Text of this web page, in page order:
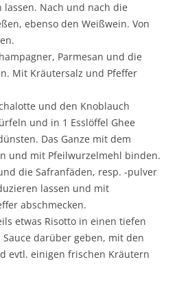
lassen. Nach und nach die
ebenso den Weißwein. Von
Parmesan und die
Mit Kräutersalz und Pfeffer
und den Knoblauch
und in 1 Esslöffel Ghee
Das Ganze mit dem
und mit Pfeilwurzelmehl binden.
die Safranfäden, resp. -pulver
lassen und mit
abschmecken.
etwas Risotto in einen tiefen
darüber geben, mit den
evtl. einigen frischen Kräutern